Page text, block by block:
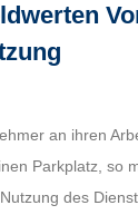
an ihren
Parkplatz, so
des